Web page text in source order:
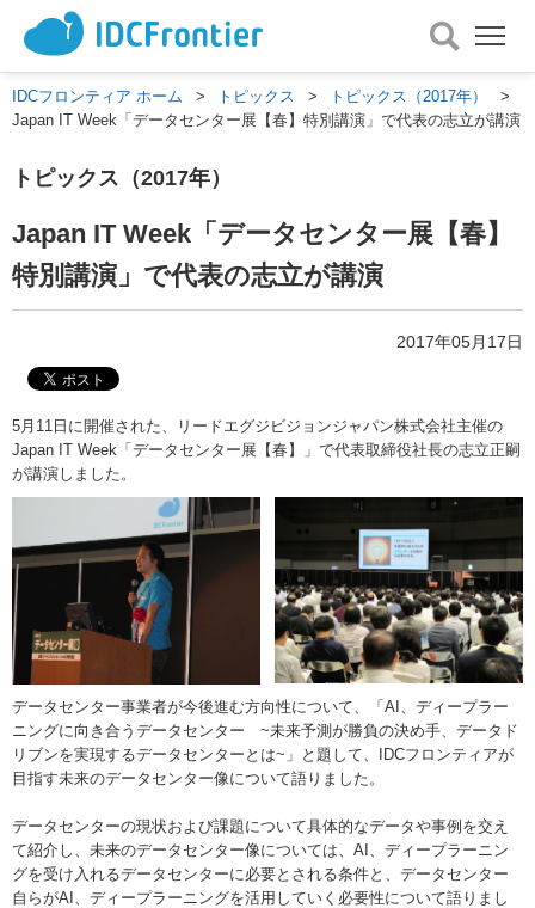
メ
ニ
ュ
ー
を
IDCフロンティア ホーム > トピックス > トピックス（2017年）
>
Japan IT Week「データセンター展【春】特別講演」で代表の志立が講演
トピックス（2017年）
Japan IT Week「データセンター展【春】
特別講演」で代表の志立が講演
2017年05月17日
5月11日に開催された、リードエグジビジョンジャパン株式会社主催の
Japan IT Week「データセンター展【春】」で代表取締役社長の志立正嗣
が講演しました。
データセンター事業者が今後進む方向性について、「AI、ディープラー
ニングに向き合うデータセンター ~未来予測が勝負の決め手、データド
リブンを実現するデータセンターとは~」と題して、IDCフロンティアが
目指す未来のデータセンター像について語りました。
データセンターの現状および課題について具体的なデータや事例を交え
て紹介し、未来のデータセンター像については、AI、ディープラーニン
グを受け入れるデータセンターに必要とされる条件と、データセンター
自らがAI、ディープラーニングを活用していく必要性について語りまし